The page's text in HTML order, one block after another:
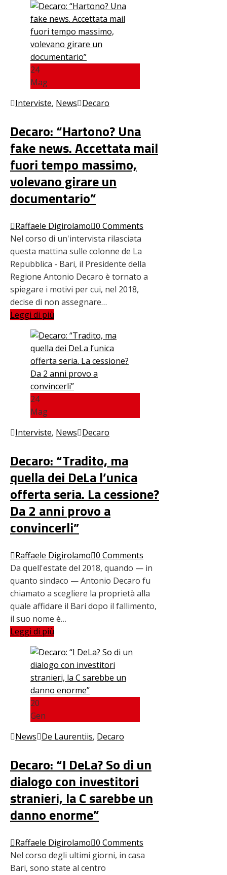
24
Mag
Interviste, News Decaro
Decaro: “Hartono? Una
fake news. Accettata mail
fuori tempo massimo,
volevano girare un
documentario”
Raffaele Digirolamo 0 Comments
Nel corso di un'intervista rilasciata
questa mattina sulle colonne de La
Repubblica - Bari, il Presidente della
Regione Antonio Decaro è tornato a
spiegare i motivi per cui, nel 2018,
decise di non assegnare…
Leggi di più
24
Mag
Interviste, News Decaro
Decaro: “Tradito, ma
quella dei DeLa l’unica
offerta seria. La cessione?
Da 2 anni provo a
convincerli”
Raffaele Digirolamo 0 Comments
Da quell'estate del 2018, quando — in
quanto sindaco — Antonio Decaro fu
chiamato a scegliere la proprietà alla
quale affidare il Bari dopo il fallimento,
il suo nome è…
Leggi di più
20
Gen
News De Laurentiis, Decaro
Decaro: “I DeLa? So di un
dialogo con investitori
stranieri, la C sarebbe un
danno enorme”
Raffaele Digirolamo 0 Comments
Nel corso degli ultimi giorni, in casa
Bari, sono state al centro